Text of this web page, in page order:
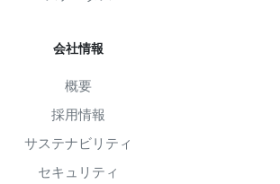
会社情報
概要
採用情報
サステナビリティ
セキュリティ